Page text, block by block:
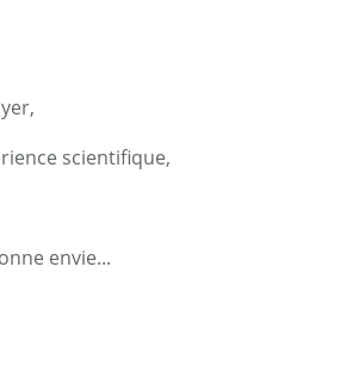
scientifique,
envie...